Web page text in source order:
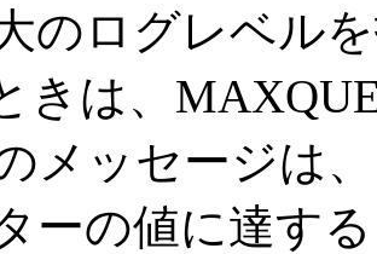
のログレベル
きは、
メッセージは
ーの値に達す